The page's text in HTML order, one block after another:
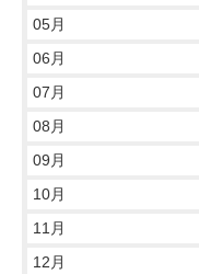
05月
06月
07月
08月
09月
10月
11月
12月